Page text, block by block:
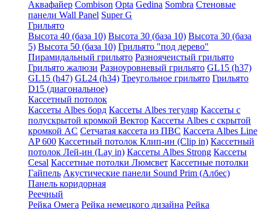
Аквафайер Combison Opta Gedina Sombra Стеновые
панели Wall Panel Super G
Грильято
Высота 40 (база 10) Высота 30 (база 10) Высота 30 (база
5) Высота 50 (база 10) Грильято "под дерево"
Пирамидальный грильято Разноячеистый грильято
Грильято жалюзи Разноуровневый грильято GL15 (h37)
GL15 (h47) GL24 (h34) Треугольное грильято Грильято
D15 (диагональное)
Кассетный потолок
Кассеты Albes борд Кассеты Albes тегуляр Кассеты с
полускрытой кромкой Вектор Кассеты Albes с скрытой
кромкой AC Сетчатая кассета из ПВС Кассета Albes Line
AP 600 Кассетный потолок Клип-ин (Clip in) Кассетный
потолок Лей-ин (Lay in) Кассеты Albes Strong Кассеты
Cesal Кассетные потолки Люмсвет Кассетные потолки
Гайпель Акустические панели Sound Prim (Албес)
Панель коридорная
Реечный
Рейка Омега Рейка немецкого дизайна Рейка